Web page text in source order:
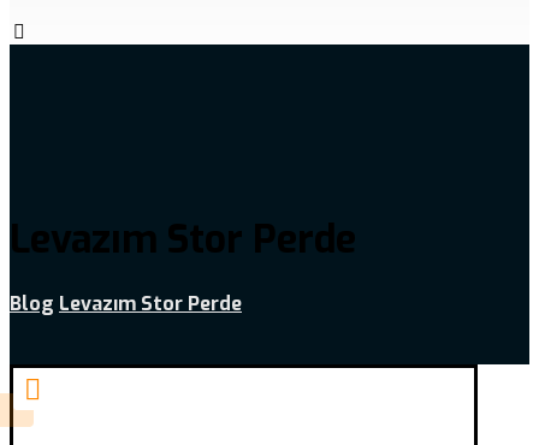
Levazım Stor Perde
Blog Levazım Stor Perde